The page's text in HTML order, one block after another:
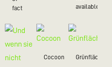
fact
available
Cocoon Grünfläche